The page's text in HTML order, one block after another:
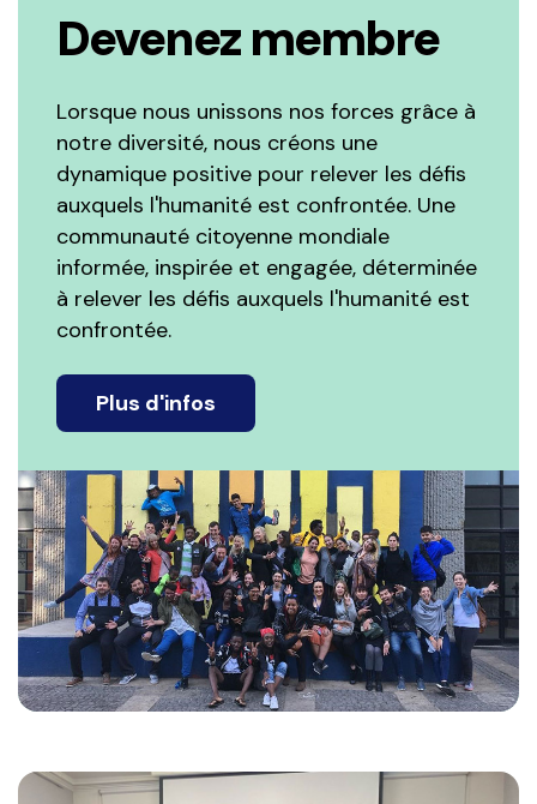
Devenez membre
Lorsque nous unissons nos forces grâce à
notre diversité, nous créons une
dynamique positive pour relever les défis
auxquels l'humanité est confrontée. Une
communauté citoyenne mondiale
informée, inspirée et engagée, déterminée
à relever les défis auxquels l'humanité est
confrontée.
Plus d'infos